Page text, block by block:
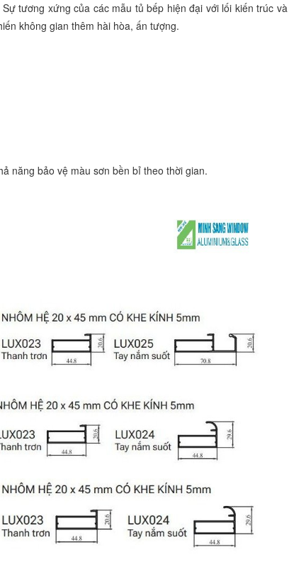
tương xứng của các mẫu tủ bếp hiện đại với lối kiến trúc
không gian thêm hài hòa, ấn tượng.
năng bảo vệ màu sơn bền bỉ theo thời gian.